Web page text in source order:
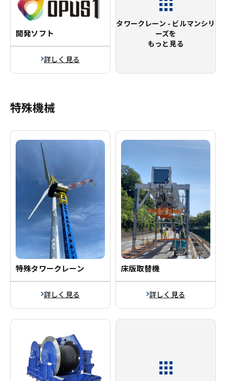
開発ソフト
詳しく見る
タワークレーン - ビルマンシリ
ーズを
もっと見る
特殊機械
特殊タワークレーン
詳しく見る
床版取替機
詳しく見る